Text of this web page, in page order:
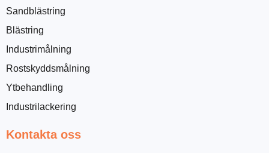
Sandblästring
Blästring
Industrimålning
Rostskyddsmålning
Ytbehandling
Industrilackering
Kontakta oss